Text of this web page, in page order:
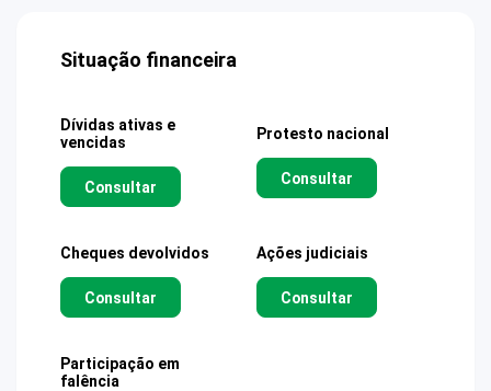
Situação financeira
Dívidas ativas e
vencidas
Consultar
Protesto nacional
Consultar
Cheques devolvidos
Consultar
Ações judiciais
Consultar
Participação em
falência